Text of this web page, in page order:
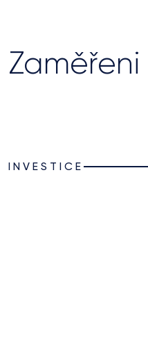
INVESTICE
INVESTICE